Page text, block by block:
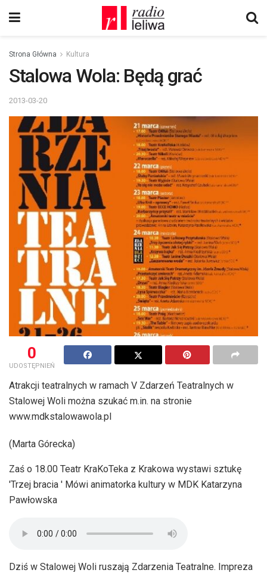
Strona Główna Kultura
Stalowa Wola: Będą grać
2013-03-20
0
UDOSTĘPNIEŃ
Atrakcji teatralnych w ramach V Zdarzeń Teatralnych w
Stalowej Woli można szukać m.in. na stronie
www.mdkstalowawola.pl
(Marta Górecka)
Zaś o 18.00 Teatr KraKoTeka z Krakowa wystawi sztukę
'Trzej bracia ' Mówi animatorka kultury w MDK Katarzyna
Pawłowska
Dziś w Stalowej Woli ruszają Zdarzenia Teatralne. Impreza